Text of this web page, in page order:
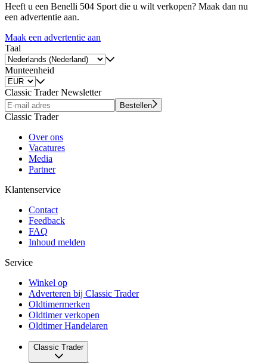
Heeft u een Benelli 504 Sport die u wilt verkopen? Maak dan nu
een advertentie aan.
Maak een advertentie aan
Taal
Munteenheid
Classic Trader Newsletter
Bestellen
Classic Trader
Over ons
Vacatures
Media
Partner
Klantenservice
Contact
Feedback
FAQ
Inhoud melden
Service
Winkel op
Adverteren bij Classic Trader
Oldtimermerken
Oldtimer verkopen
Oldtimer Handelaren
Classic Trader